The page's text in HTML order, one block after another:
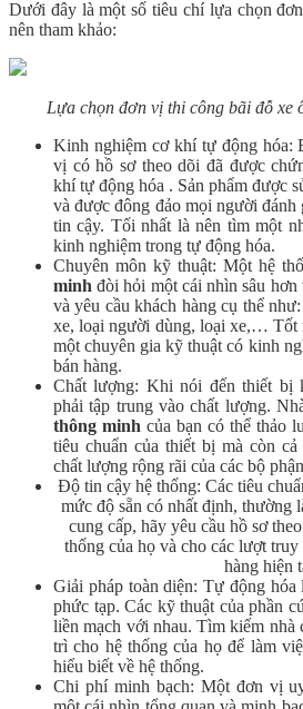
Dưới đây là một số tiêu chí lựa chọn
nên tham khảo:
Lựa chọn đơn vị thi công bãi đỗ xe
Kinh nghiệm cơ khí tự động hóa:
vị có hồ sơ theo dõi đã được
khí tự động hóa . Sản phẩm được
và được đông đảo mọi người đánh
tin cậy. Tối nhất là nên tìm một
kinh nghiệm trong tự động hóa.
Chuyên môn kỹ thuật: Một hệ
minh đòi hỏi một cái nhìn sâu hơn
và yêu cầu khách hàng cụ thể
xe, loại người dùng, loại xe,… Tốt
một chuyên gia kỹ thuật có kinh
bán hàng.
Chất lượng: Khi nói đến thiết bị
phải tập trung vào chất lượng.
thông minh của bạn có thể thảo
tiêu chuẩn của thiết bị mà còn
chất lượng rộng rãi của các bộ
Độ tin cậy hệ thống: Các tiêu
mức độ sẵn có nhất định, thường
cung cấp, hãy yêu cầu hồ sơ
thống của họ và cho các lượt
hàng hiện
Giải pháp toàn diện: Tự động
phức tạp. Các kỹ thuật của phần
liền mạch với nhau. Tìm kiếm nhà
trì cho hệ thống của họ để làm
hiểu biết về hệ thống.
Chi phí minh bạch: Một đơn vị